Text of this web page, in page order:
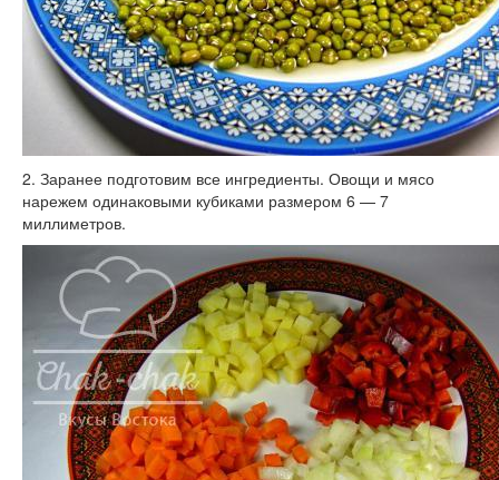
2. Заранее подготовим все ингредиенты. Овощи и мясо
нарежем одинаковыми кубиками размером 6 — 7
миллиметров.